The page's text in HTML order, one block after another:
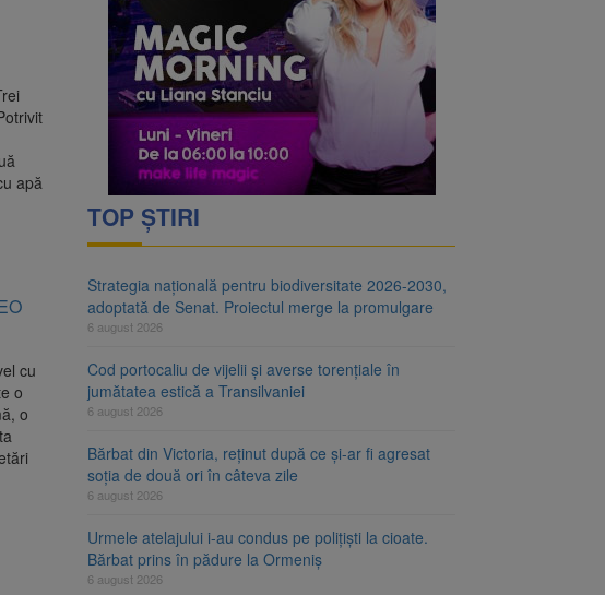
suspendare a președintelui Nicușor
Judecătorii decid dacă începe
Senat. Proiectul merge la promulgare
apă
cu
o
o
TOP ȘTIRI
Strategia națională pentru biodiversitate 2026-2030,
adoptată de Senat. Proiectul merge la promulgare
6 august 2026
Cod portocaliu de vijelii și averse torențiale în
jumătatea estică a Transilvaniei
6 august 2026
Bărbat din Victoria, reținut după ce și-ar fi agresat
soția de două ori în câteva zile
6 august 2026
Urmele atelajului i-au condus pe polițiști la cioate.
Bărbat prins în pădure la Ormeniș
6 august 2026